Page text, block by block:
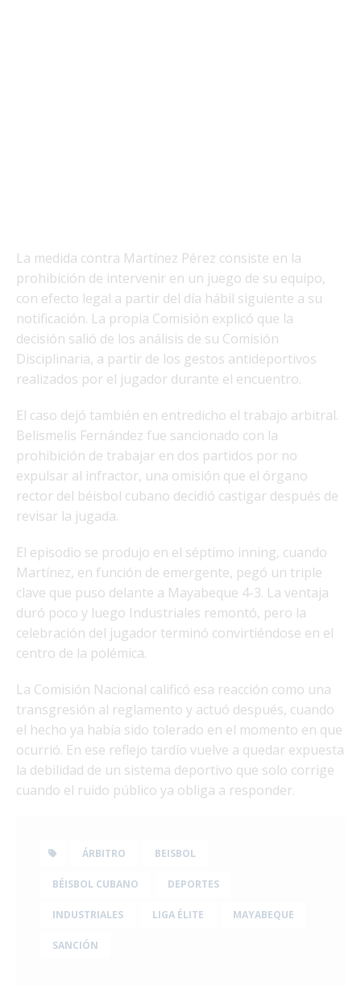
La medida contra Martínez Pérez consiste en la
prohibición de intervenir en un juego de su equipo,
con efecto legal a partir del día hábil siguiente a su
notificación. La propia Comisión explicó que la
decisión salió de los análisis de su Comisión
Disciplinaria, a partir de los gestos antideportivos
realizados por el jugador durante el encuentro.
El caso dejó también en entredicho el trabajo arbitral.
Belismelis Fernández fue sancionado con la
prohibición de trabajar en dos partidos por no
expulsar al infractor, una omisión que el órgano
rector del béisbol cubano decidió castigar después de
revisar la jugada.
El episodio se produjo en el séptimo inning, cuando
Martínez, en función de emergente, pegó un triple
clave que puso delante a Mayabeque 4-3. La ventaja
duró poco y luego Industriales remontó, pero la
celebración del jugador terminó convirtiéndose en el
centro de la polémica.
La Comisión Nacional calificó esa reacción como una
transgresión al reglamento y actuó después, cuando
el hecho ya había sido tolerado en el momento en que
ocurrió. En ese reflejo tardío vuelve a quedar expuesta
la debilidad de un sistema deportivo que solo corrige
cuando el ruido público ya obliga a responder.
ÁRBITRO BEISBOL
BÉISBOL CUBANO DEPORTES
INDUSTRIALES LIGA ÉLITE MAYABEQUE
SANCIÓN